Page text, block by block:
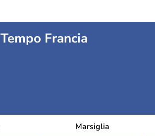
Tempo Francia
Marsiglia